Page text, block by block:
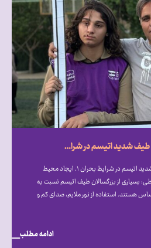
راهنمای حمایت از بزرگسالان طیف شدید اتیسم در شرایط بحران
راهنمای حمایت از بزرگسالان طیف شدید اتیسم در شرایط بحران ۱. ایجاد محیط
از بزرگسالان طیف اتیسم نسبت به
هستند. استفاده از نور ملایم، صدای کم و
ادامه مطلب